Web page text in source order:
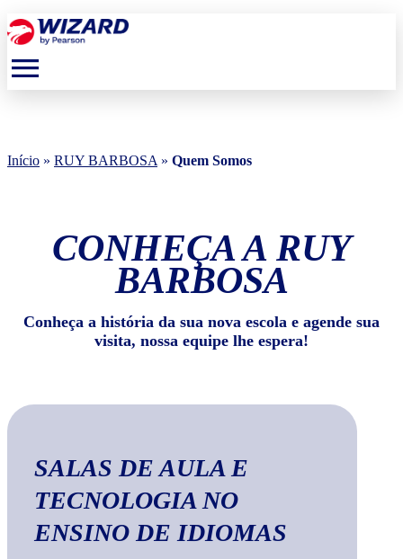
menu
Início » RUY BARBOSA » Quem Somos
CONHEÇA A RUY
BARBOSA
Conheça a história da sua nova escola e agende sua
visita, nossa equipe lhe espera!
SALAS DE AULA E
TECNOLOGIANO
ENSINO DE IDIOMAS